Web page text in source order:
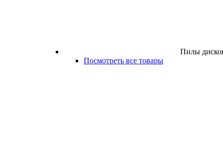
Пилы
Посмотреть все товары